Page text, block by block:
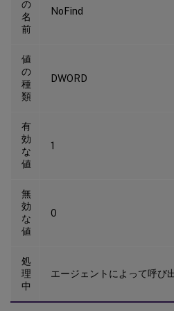
の
名
前
NoFind
値
の
種
類
DWORD
有
効
な
値
1
無
効
な
値
0
処
理
中
エージェントによって呼び